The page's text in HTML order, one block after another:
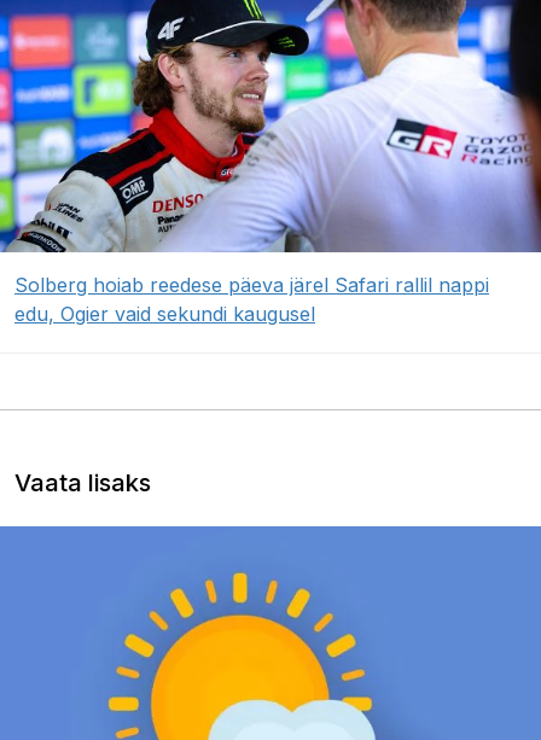
Solberg hoiab reedese päeva järel Safari rallil nappi
edu, Ogier vaid sekundi kaugusel
Vaata lisaks